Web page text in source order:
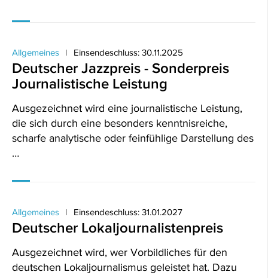
Allgemeines Einsendeschluss: 30.11.2025
Deutscher Jazzpreis - Sonderpreis
Journalistische Leistung
Ausgezeichnet wird eine journalistische Leistung,
die sich durch eine besonders kenntnisreiche,
scharfe analytische oder feinfühlige Darstellung des
…
Allgemeines Einsendeschluss: 31.01.2027
Deutscher Lokaljournalistenpreis
Ausgezeichnet wird, wer Vorbildliches für den
deutschen Lokaljournalismus geleistet hat. Dazu